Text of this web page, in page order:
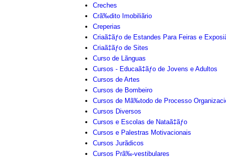
Creches
Crã‰dito Imobiliãrio
Creperias
Criaã‡ãƒo de Estandes Para Feiras e
Criaã‡ãƒo de Sites
Curso de Lãnguas
Cursos - Educaã‡ãƒo de Jovens e Adultos
Cursos de Artes
Cursos de Bombeiro
Cursos de Mã‰todo de Processo
Cursos Diversos
Cursos e Escolas de Nataã‡ãƒo
Cursos e Palestras Motivacionais
Cursos Jurãdicos
Cursos Prã‰-vestibulares